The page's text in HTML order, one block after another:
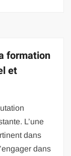
formation
et
L’une
dans
dans